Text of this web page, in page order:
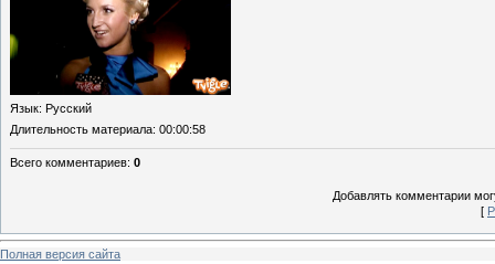
Язык: Русский
Длительность материала: 00:00:58
Всего комментариев: 0
Добавлять комментарии
[
Полная версия сайта